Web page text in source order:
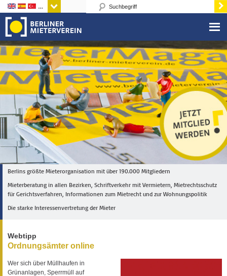
Sprachen
Berlins größte Mieterorganisation mit über 190.000 Mitgliedern
Mieterberatung in allen Bezirken, Schriftverkehr mit Vermietern, Mietrechtsschutz
für Gerichtsverfahren, Informationen zum Mietrecht und zur Wohnungspolitik
Die starke Interessenvertretung der Mieter
Webtipp
Ordnungsämter online
Wer sich über Müllhaufen in
Grünanlagen, Sperrmüll auf